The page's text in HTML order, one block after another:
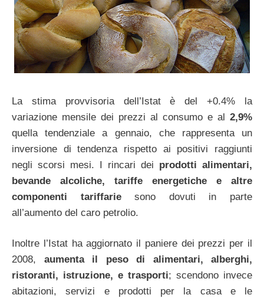
La stima provvisoria dell’Istat è del +0.4% la
variazione mensile dei prezzi al consumo e al 2,9%
quella tendenziale a gennaio, che rappresenta un
inversione di tendenza rispetto ai positivi raggiunti
negli scorsi mesi. I rincari dei prodotti alimentari,
bevande alcoliche, tariffe energetiche e altre
componenti tariffariesono dovuti in parte
all’aumento del caro petrolio.
Inoltre l’Istat ha aggiornato il paniere dei prezzi per il
2008, aumenta il peso di alimentari, alberghi,
ristoranti, istruzione, e trasporti; scendono invece
abitazioni, servizi e prodotti per la casa e le